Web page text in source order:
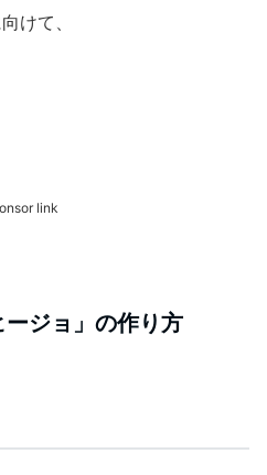
けて、
link
ージョ」の作り方